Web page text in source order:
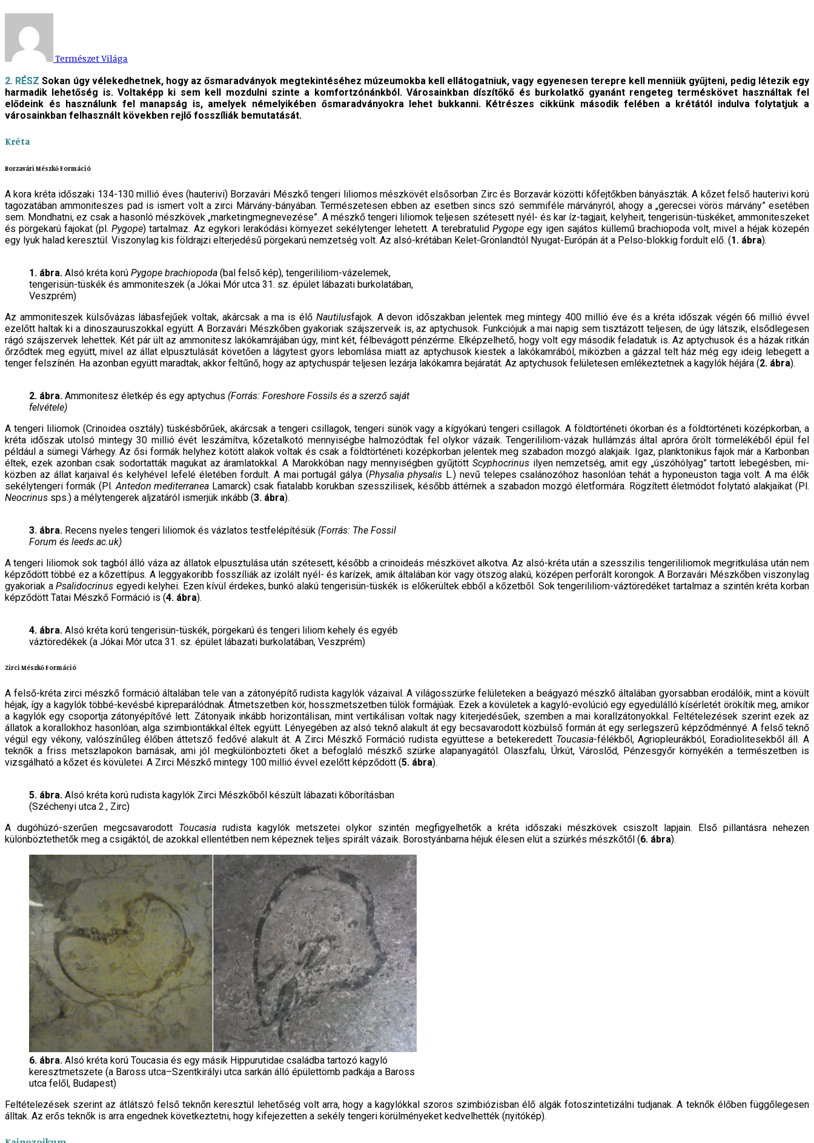
Természet Világa
2. RÉSZ Sokan úgy vélekedhetnek, hogy az ősmaradványok megtekintéséhez múzeumokba kell ellátogatniuk, vagy egyenesen terepre kell menniük gyűjteni, pedig létezik egy
harmadik lehetőség is. Voltaképp ki sem kell mozdulni szinte a komfortzónánkból. Városainkban díszítőkő és burkolatkő gyanánt rengeteg ter­méskövet használtak fel
elődeink és használunk fel manapság is, amelyek némelyikében ősmaradványokra lehet bukkanni. Kétrészes cikkünk második felében a krétától indulva folytatjuk a
városainkban felhasznált kövekben rejlő fosszíliák bemutatását.
Kréta
Borzavári Mészkő Formáció
A kora kréta időszaki 134-130 millió éves (hauterivi) Borzavári Mészkő tengeri liliomos mészkövét elsősor­ban Zirc és Borzavár közötti kőfejtőkben bányászták. A kőzet felső hauterivi korú
tagozatában ammoni­teszes pad is ismert volt a zirci Márvány-bányában. Természetesen ebben az esetben sincs szó semmiféle márványról, ahogy a „gerecsei vörös márvány” eseté­ben
sem. Mondhatni, ez csak a hasonló mészkövek „marketingmegnevezése”. A mészkő tengeri liliomok teljesen szétesett nyél- és kar íz-tagjait, kelyheit, tenge­risün-tüskéket, ammoniteszeket
és pörgekarú fajokat (pl.Pygope) tartalmaz. Az egykori lerakódási környezet sekélytenger lehetett. A terebratulidPygopeegy igen sa­játos küllemű brachiopoda volt, mivel a héjak közepén
egy lyuk halad keresztül. Viszonylag kis földrajzi el­terjedésű pörgekarú nemzetség volt. Az alsó-krétában Kelet-Grönlandtól Nyugat-Európán át a Pelso-blokkig fordult elő. (1. ábra).
1. ábra. Alsó kréta korú Pygope brachiopoda (bal felső kép), tengerililiom-vázelemek,
tengerisün-tüskék és ammoniteszek (a Jókai Mór utca 31. sz. épület lábazati burkolatában,
Veszprém)
Az ammoniteszek külsővázas lábasfejűek voltak, akárcsak a ma is élő Nautilusfajok. A devon időszakban jelentek meg mintegy 400 millió éve és a kréta időszak végén 66 millió évvel
ezelőtt haltak ki a dinoszauru­szokkal együtt. A Borzavári Mészkőben gyakoriak száj­szerveik is, az aptychusok. Funkciójuk a mai napig sem tisztázott teljesen, de úgy látszik, elsődlegesen
rágó szájszervek lehettek. Két pár ült az ammonitesz lakókamrájában úgy, mint két, félbevágott pénzér­me. Elképzelhető, hogy volt egy második feladatuk is. Az aptychusok és a házak ritkán
őrződtek meg együtt, mivel az állat elpusztulását követően a lágytest gyors lebomlása miatt az aptychusok kiestek a lakókamrá­ból, miközben a gázzal telt ház még egy ideig lebegett a
tenger felszínén. Ha azonban együtt maradtak, akkor feltűnő, hogy az aptychuspár teljesen lezárja lakókam­ra bejáratát. Az aptychusok felületesen emlékeztetnek a kagylók héjára (2. ábra).
2. ábra. Ammonitesz életkép és egy aptychus (Forrás: Foreshore Fossils és a szerző saját
felvétele)
A tengeri liliomok (Crinoidea osztály) tüskésbőrű­ek, akárcsak a tengeri csillagok, tengeri sünök vagy a kígyókarú tengeri csillagok. A földtörténeti ókorban és a földtörténeti középkorban, a
kréta időszak utolsó mintegy 30 millió évét leszámítva, kőzetalkotó mennyi­ségbe halmozódtak fel olykor vázaik. Tengerililiom-vá­zak hullámzás által apróra őrölt törmelékéből épül fel
például a sümegi Várhegy. Az ősi formák helyhez kö­tött alakok voltak és csak a földtörténeti középkorban jelentek meg szabadon mozgó alakjaik. Igaz, plankto­nikus fajok már a Karbonban
éltek, ezek azonban csak sodortatták magukat az áramlatokkal. A Marokkóban nagy mennyiségben gyűjtött Scyphocrinus ilyen nem­zetség, amit egy „úszóhólyag” tartott lebegésben, mi­
közben az állat karjaival és kelyhével lefelé életében fordult. A mai portugál gálya (Physalia physalis L.) nevű telepes csalánozóhoz hasonlóan tehát a hyponeuston tagja volt. A ma élők
sekélytengeri formák (Pl.Antedon mediterranea Lamarck) csak fiatalabb korukban szes­szilisek, később áttérnek a szabadon mozgó életformára. Rögzített életmódot folytató alakjaikat (Pl.
Neocrinus sps.) a mélytengerek aljzatáról ismerjük inkább (3. ábra).
3. ábra. Recens nyeles tengeri liliomok és vázlatos testfelépítésük (Forrás: The Fossil
Forum és leeds.ac.uk)
A tengeri liliomok sok tagból álló váza az állatok el­pusztulása után szétesett, később a crinoideás mészkö­vet alkotva. Az alsó-kréta után a szesszilis tengerililiomok megritkulása után nem
képződött többé ez a kőzettí­pus. A leggyakoribb fosszíliák az izolált nyél- és kar­ízek, amik általában kör vagy ötszög alakú, középen perforált korongok. A Borzavári Mészkőben viszonylag
gyakoriak aPsalidocrinus egyedi kelyhei. Ezen kívül ér­dekes, bunkó alakú tengerisün-tüskék is előkerültek ebből a kőzetből. Sok tengerililiom-váztöredéket tar­talmaz a szintén kréta korban
képződött Tatai Mészkő Formáció is (4. ábra).
4. ábra. Alsó kréta korú tengerisün-tüskék, pörgekarú és tengeri liliom kehely és egyéb
váztöredékek (a Jókai Mór utca 31. sz. épület lábazati burkolatában, Veszprém)
Zirci Mészkő Formáció
A felső-kréta zirci mészkő formáció általában tele van a zátonyépítő rudista kagylók vázaival. A világos­szürke felületeken a beágyazó mészkő általában gyor­sabban erodálóik, mint a kövült
héjak, így a kagylók többé-kevésbé kipreparálódnak. Átmetszetben kör, hosszmetszetben tülök formájúak. Ezek a kövületek a kagyló-evolúció egy egyedülálló kísérletét örökítik meg, amikor
a kagylók egy csoportja zátonyépítővé lett. Zátonyaik inkább horizontálisan, mint verti­kálisan voltak nagy kiterjedésűek, szemben a mai korallzátonyokkal. Feltételezések szerint ezek az
állatok a korallokhoz hasonlóan, alga szimbionták­kal éltek együtt. Lényegében az alsó teknő alakult át egy becsavarodott közbülső formán át egy serlegsze­rű képződménnyé. A felső teknő
végül egy vékony, valószínűleg élőben áttetsző fedővé alakult át. A Zir­ci Mészkő Formáció rudista együttese a betekeredett Toucasia-félékből, Agriopleurákból, Eoradiolitesek­ből áll. A
teknők a friss metszlapokon barnásak, ami jól megkülönbözteti őket a befoglaló mészkő szürke alapanyagától. Olaszfalu, Úrkút, Városlőd, Pénzesgyőr környékén a természetben is
vizsgálható a kőzet és kövületei. A Zirci Mészkő mintegy 100 millió évvel ez­előtt képződött (5. ábra).
5. ábra. Alsó kréta korú rudista kagylók Zirci Mészkőből készült lábazati kőborításban
(Széchenyi utca 2., Zirc)
A dugóhúzó-szerűen megcsavarodott Toucasia ru­dista kagylók metszetei olykor szintén megfigyelhetők a kréta időszaki mészkövek csiszolt lapjain. Első pil­lantásra nehezen
különböztethetők meg a csigáktól, de azokkal ellentétben nem képeznek teljes spirált vá­zaik. Borostyánbarna héjuk élesen elüt a szürkés mész­kőtől (6. ábra).
6. ábra. Alsó kréta korú Toucasia és egy másik Hippurutidae családba tartozó kagyló
keresztmetszete (a Baross utca–Szentkirályi utca sarkán álló épülettömb padkája a Baross
utca felől, Budapest)
Feltételezések szerint az átlátszó felső teknőn keresztül lehetőség volt arra, hogy a kagylókkal szoros szimbiózisban élő algák fotoszintetizálni tudjanak. A teknők élőben függőlegesen
álltak. Az erős teknők is arra engednek következtetni, hogy kifejezetten a sekély tengeri körülményeket kedvelhették (nyitókép).